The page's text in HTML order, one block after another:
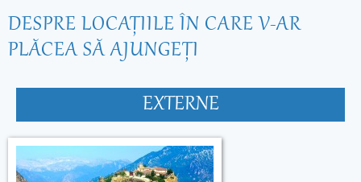
DESPRE LOCAŢIILE ÎN CARE V-AR
PLĂCEA SĂ AJUNGEŢI
EXTERNE